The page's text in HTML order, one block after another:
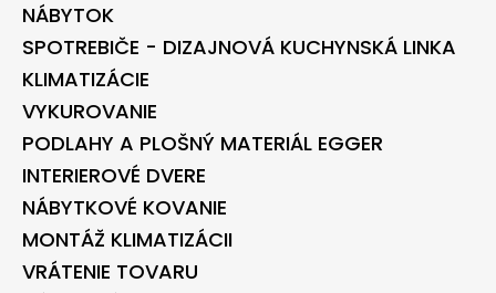
NÁBYTOK
SPOTREBIČE - DIZAJNOVÁ KUCHYNSKÁ LINKA
KLIMATIZÁCIE
VYKUROVANIE
PODLAHY A PLOŠNÝ MATERIÁL EGGER
INTERIEROVÉ DVERE
NÁBYTKOVÉ KOVANIE
MONTÁŽ KLIMATIZÁCII
VRÁTENIE TOVARU